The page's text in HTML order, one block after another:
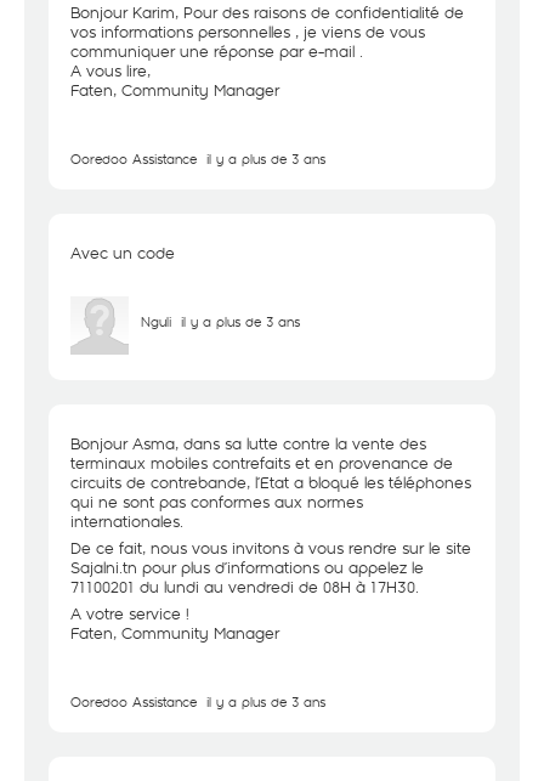
Bonjour Karim, Pour des raisons de confidentialité de
vos informations personnelles , je viens de vous
communiquer une réponse par e-mail .
A vous lire,
Faten, Community Manager
Ooredoo Assistance il y a plus de 3 ans
Avec un code
Nguli il y a plus de 3 ans
Bonjour Asma, dans sa lutte contre la vente des
terminaux mobiles contrefaits et en provenance de
circuits de contrebande, l’Etat a bloqué les téléphones
qui ne sont pas conformes aux normes
internationales.
De ce fait, nous vous invitons à vous rendre sur le site
Sajalni.tn pour plus d’informations ou appelez le
71100201 du lundi au vendredi de 08H à 17H30.
A votre service !
Faten, Community Manager
Ooredoo Assistance il y a plus de 3 ans